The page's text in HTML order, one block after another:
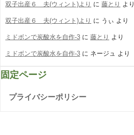
双子出産６ 夫(ウィント)より に 藤とり より
双子出産６ 夫(ウィント)より に うぃ より
ミドボンで炭酸水を自作-3 に 藤とり より
ミドボンで炭酸水を自作-3 に ネージュ より
固定ページ
プライバシーポリシー